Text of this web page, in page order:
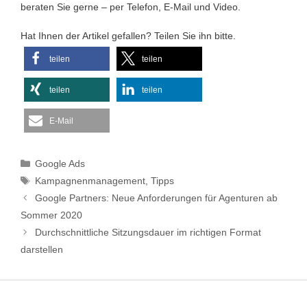
beraten Sie gerne – per Telefon, E-Mail und Video.
Hat Ihnen der Artikel gefallen? Teilen Sie ihn bitte.
teilen teilen
teilen teilen
E-Mail
Kategorien
Google Ads
Schlagwörter
Kampagnenmanagement ,Tipps
Google Partners: Neue Anforderungen für Agenturen ab
Sommer 2020
Durchschnittliche Sitzungsdauer im richtigen Format
darstellen